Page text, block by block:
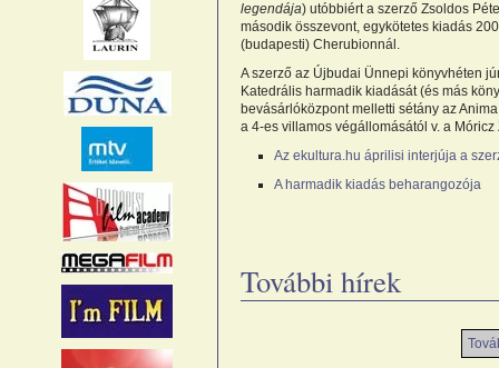
legendája) utóbbiért a szerző Zsoldos
második összevont, egykötetes kiadás
(budapesti) Cherubionnál.
A szerző az Újbudai Ünnepi könyvhéten
Katedrális harmadik kiadását (és más
bevásárlóközpont melletti sétány az
a 4-es villamos végállomásától v. a Móricz
Az ekultura.hu áprilisi interjúja a
A harmadik kiadás beharangozója
További hírek